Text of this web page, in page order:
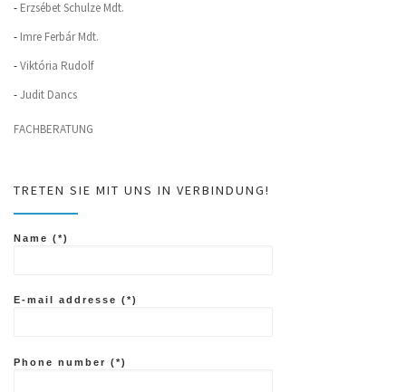
- Erzsébet Schulze Mdt.
- Imre Ferbár Mdt.
-Viktória Rudolf
-Judit Dancs
FACHBERATUNG
TRETEN SIE MIT UNS IN VERBINDUNG!
Name (*)
E-mail addresse (*)
Phone number (*)